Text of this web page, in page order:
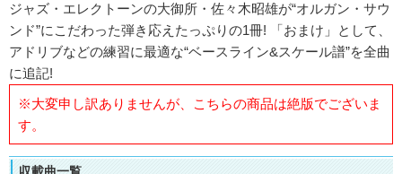
ジャズ・エレクトーンの大御所・佐々木昭雄が“オルガン・サウ
ンド”にこだわった弾き応えたっぷりの1冊! 「おまけ」として、
アドリブなどの練習に最適な“ベースライン&スケール譜”を全曲
に追記!
※大変申し訳ありませんが、こちらの商品は絶版でございま
す。